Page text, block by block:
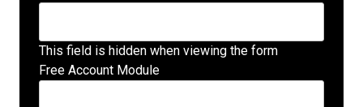
This field is hidden when viewing the form
Free Account Module